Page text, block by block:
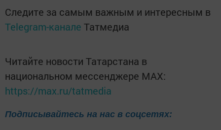
Следите за самым важным и интересным в
Telegram-канале Татмедиа
Читайте новости Татарстана в
национальном мессенджере MАХ:
https://max.ru/tatmedia
Подписывайтесь на нас в соцсетях: